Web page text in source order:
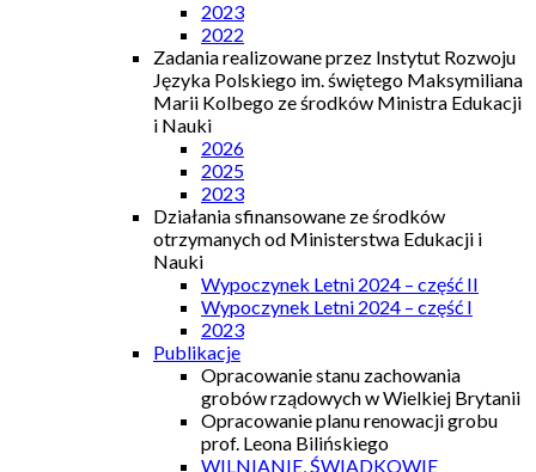
2023
2022
Zadania realizowane przez Instytut Rozwoju
Języka Polskiego im. świętego Maksymiliana
Marii Kolbego ze środków Ministra Edukacji
i Nauki
2026
2025
2023
Działania sfinansowane ze środków
otrzymanych od Ministerstwa Edukacji i
Nauki
Wypoczynek Letni 2024 – część II
Wypoczynek Letni 2024 – część I
2023
Publikacje
Opracowanie stanu zachowania
grobów rządowych w Wielkiej Brytanii
Opracowanie planu renowacji grobu
prof. Leona Bilińskiego
WILNIANIE, ŚWIADKOWIE